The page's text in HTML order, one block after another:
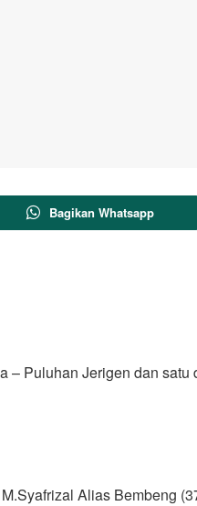
Bagikan Whatsapp
– Puluhan Jerigen dan
Alias Bembeng